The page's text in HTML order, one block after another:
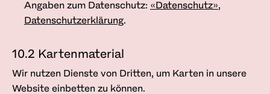
Angaben zum Datenschutz: «Datenschutz»,
Datenschutzerklärung.
10.2 Kartenmaterial
Wir nutzen Dienste von Dritten, um Karten in unsere
Website einbetten zu können.